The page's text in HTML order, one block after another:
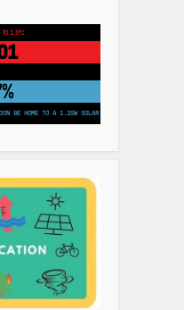
TO 1.5°C
HOME TO A 1.2GW SOLAR FARM | CHINA